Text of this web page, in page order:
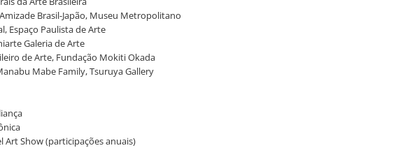
Brasil-Japão, Museu Metropolitano
Espaço Paulista de Arte
Galeria de Arte
de Arte, Fundação Mokiti Okada
Mabe Family, Tsuruya Gallery
Art Show (participações anuais)